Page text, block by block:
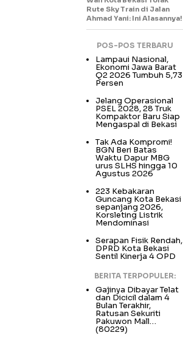
Rute Sky Train di Jalan
Ahmad Yani: Ini Alasannya!
POS-POS TERBARU
Lampaui Nasional,
Ekonomi Jawa Barat
Q2 2026 Tumbuh 5,73
Persen
Jelang Operasional
PSEL 2028, 28 Truk
Kompaktor Baru Siap
Mengaspal di Bekasi
Tak Ada Kompromi!
BGN Beri Batas
Waktu Dapur MBG
urus SLHS hingga 10
Agustus 2026
223 Kebakaran
Guncang Kota Bekasi
sepanjang 2026,
Korsleting Listrik
Mendominasi
Serapan Fisik Rendah,
DPRD Kota Bekasi
Sentil Kinerja 4 OPD
BERITA TERPOPULER:
Gajinya Dibayar Telat
dan Dicicil dalam 4
Bulan Terakhir,
Ratusan Sekuriti
Pakuwon Mall…
(80229)